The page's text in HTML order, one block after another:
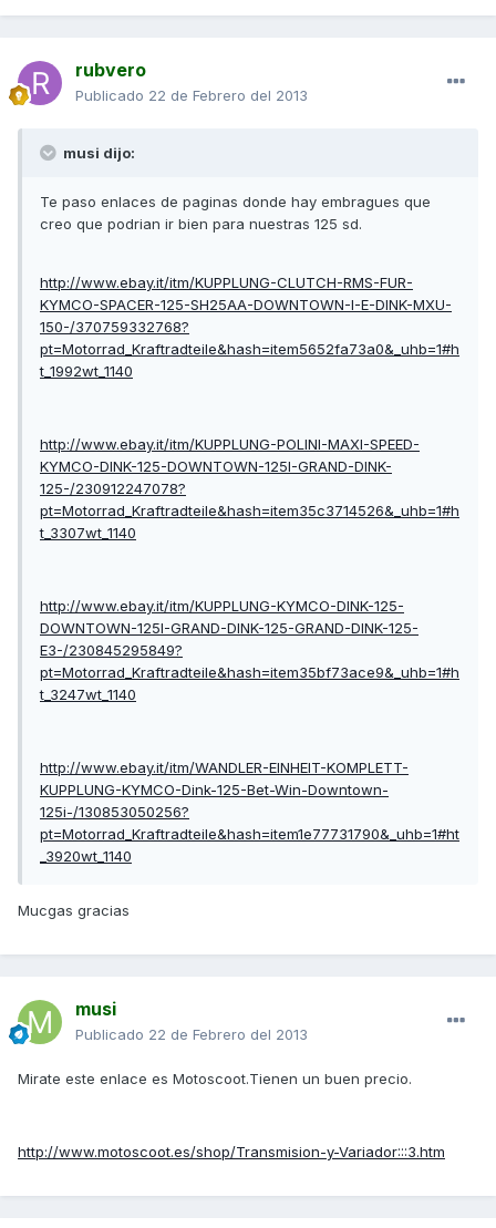
rubvero
Publicado 22 de Febrero del 2013
musi dijo:
Te paso enlaces de paginas donde hay embragues que
creo que podrian ir bien para nuestras 125 sd.
http://www.ebay.it/itm/KUPPLUNG-CLUTCH-RMS-FUR-
KYMCO-SPACER-125-SH25AA-DOWNTOWN-I-E-DINK-MXU-
150-/370759332768?
pt=Motorrad_Kraftradteile&hash=item5652fa73a0&_uhb=1#h
t_1992wt_1140
http://www.ebay.it/itm/KUPPLUNG-POLINI-MAXI-SPEED-
KYMCO-DINK-125-DOWNTOWN-125I-GRAND-DINK-
125-/230912247078?
pt=Motorrad_Kraftradteile&hash=item35c3714526&_uhb=1#h
t_3307wt_1140
http://www.ebay.it/itm/KUPPLUNG-KYMCO-DINK-125-
DOWNTOWN-125I-GRAND-DINK-125-GRAND-DINK-125-
E3-/230845295849?
pt=Motorrad_Kraftradteile&hash=item35bf73ace9&_uhb=1#h
t_3247wt_1140
http://www.ebay.it/itm/WANDLER-EINHEIT-KOMPLETT-
KUPPLUNG-KYMCO-Dink-125-Bet-Win-Downtown-
125i-/130853050256?
pt=Motorrad_Kraftradteile&hash=item1e77731790&_uhb=1#ht
_3920wt_1140
Mucgas gracias
musi
Publicado 22 de Febrero del 2013
Mirate este enlace es Motoscoot.Tienen un buen precio.
http://www.motoscoot.es/shop/Transmision-y-Variador:::3.htm